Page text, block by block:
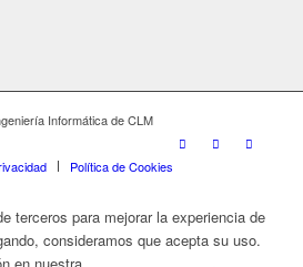
Informática de CLM
Política de Cookies
terceros para mejorar la experiencia de
consideramos que acepta su uso.